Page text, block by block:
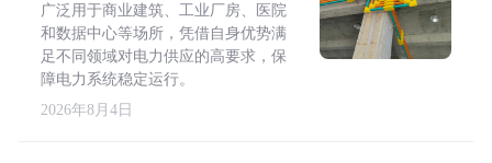
广泛用于商业建筑、工业厂房、医院
和数据中心等场所，凭借自身优势满
足不同领域对电力供应的高要求，保
障电力系统稳定运行。
2026年8月4日